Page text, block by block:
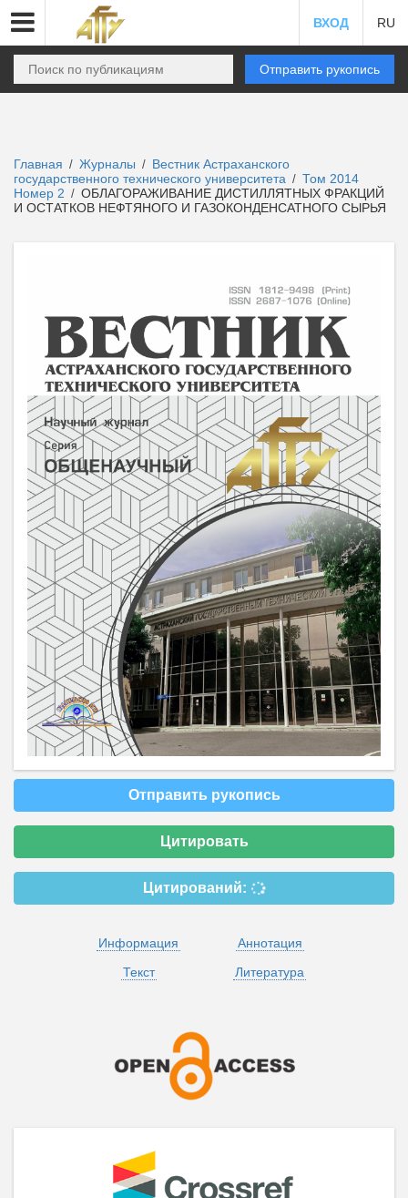
ВХОД RU
Отправить рукопись
Главная / Журналы / Вестник Астраханского
государственного технического университета / Том 2014
Номер 2 / ОБЛАГОРАЖИВАНИЕ ДИСТИЛЛЯТНЫХ ФРАКЦИЙ
И ОСТАТКОВ НЕФТЯНОГО И ГАЗОКОНДЕНСАТНОГО СЫРЬЯ
Отправить рукопись
Цитировать
Цитирований:
Информация
Аннотация
Текст
Литература